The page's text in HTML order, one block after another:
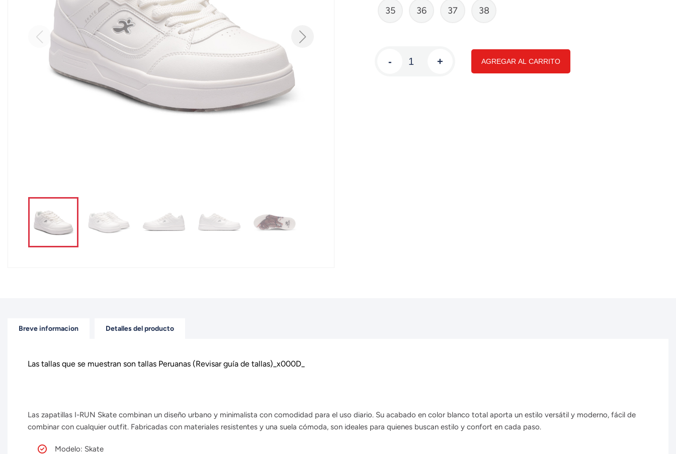
35 36 37 38
- + AGREGAR AL CARRITO
Breve informacion Detalles del producto
Las tallas que se muestran son tallas Peruanas (Revisar guía de tallas)_x000D_
Las zapatillas I-RUN Skate combinan un diseño urbano y minimalista con comodidad para el uso diario. Su acabado en color blanco total aporta un estilo versátil y moderno, fácil de
combinar con cualquier outfit. Fabricadas con materiales resistentes y una suela cómoda, son ideales para quienes buscan estilo y confort en cada paso.
Modelo: Skate